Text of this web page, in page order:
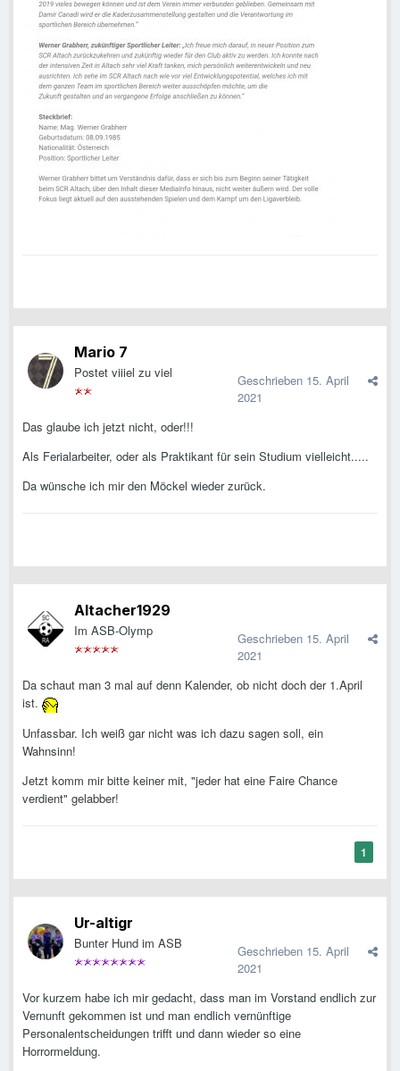
Mario 7
Postet viiiel zu viel Geschrieben 15. April
2021
Das glaube ich jetzt nicht, oder!!!
Als Ferialarbeiter, oder als Praktikant für sein Studium vielleicht.....
Da wünsche ich mir den Möckel wieder zurück.
Altacher1929
Im ASB-Olymp Geschrieben 15. April
2021
Da schaut man 3 mal auf denn Kalender, ob nicht doch der 1.April
ist.
Unfassbar. Ich weiß gar nicht was ich dazu sagen soll, ein
Wahnsinn!
Jetzt komm mir bitte keiner mit, "jeder hat eine Faire Chance
verdient" gelabber!
1
Ur-altigr
Bunter Hund im ASB Geschrieben 15. April
2021
Vor kurzem habe ich mir gedacht, dass man im Vorstand endlich zur
Vernunft gekommen ist und man endlich vernünftige
Personalentscheidungen trifft und dann wieder so eine
Horrormeldung.